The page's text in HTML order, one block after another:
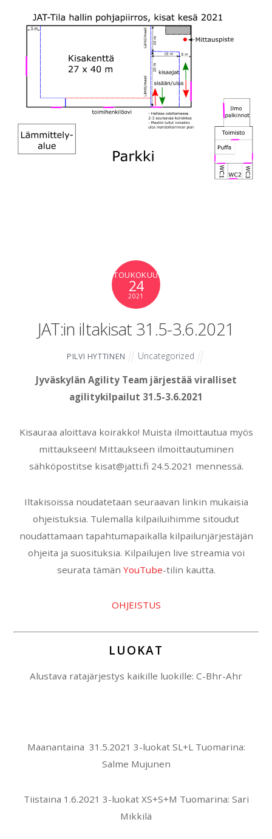
TOUKOKUU
24
2021
JAT:in iltakisat 31.5-3.6.2021
PILVI HYTTINEN Uncategorized
Jyväskylän Agility Team järjestää viralliset
agilitykilpailut 31.5-3.6.2021
Kisauraa aloittava koirakko! Muista ilmoittautua myös
mittaukseen! Mittaukseen ilmoittautuminen
sähköpostitse kisat@jatti.fi 24.5.2021 mennessä.
Iltakisoissa noudatetaan seuraavan linkin mukaisia
ohjeistuksia. Tulemalla kilpailuihimme sitoudut
noudattamaan tapahtumapaikalla kilpailunjärjestäjän
ohjeita ja suosituksia. Kilpailujen live streamia voi
seurata tämän YouTube-tilin kautta.
OHJEISTUS
LUOKAT
Alustava ratajärjestys kaikille luokille: C-Bhr-Ahr
Maanantaina 31.5.2021 3-luokat SL+L Tuomarina:
Salme Mujunen
Tiistaina 1.6.2021 3-luokat XS+S+M Tuomarina: Sari
Mikkilä